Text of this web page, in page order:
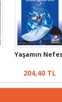
Yaşamın
204,40TL